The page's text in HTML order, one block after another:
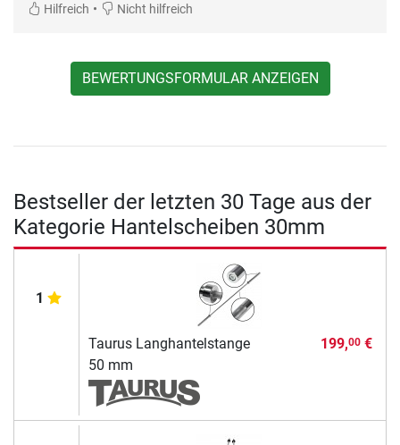
Hilfreich • Nicht hilfreich
BEWERTUNGSFORMULAR ANZEIGEN
Bestseller der letzten 30 Tage aus der
Kategorie Hantelscheiben 30mm
1
Taurus Langhantelstange
50 mm
199,00€